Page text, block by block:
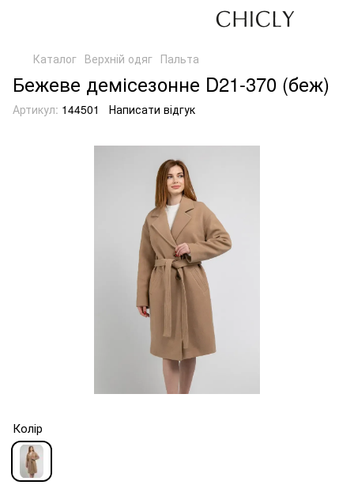
Каталог Верхній одяг Пальта
Бежеве демісезонне D21-370 (беж)
Артикул: 144501 Написати відгук
Колір